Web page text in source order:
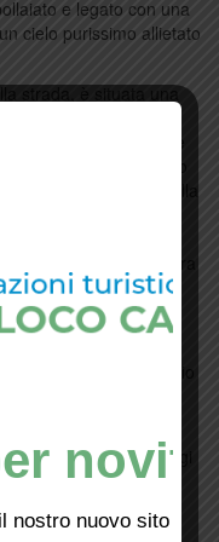
e legato con una
cielo purissimo allietato
strada, è situata una
alla Madonna
per potervi collocare
un tempo
Nella cappella
Attualmente
basso muro di cinta e
ma si riesce ancora
armoniosa ed
accogliente per
Offre anche un servizio
Ville,giardini, paesaggi
proprietà e territori
2001.
nostro nuovo sito web!